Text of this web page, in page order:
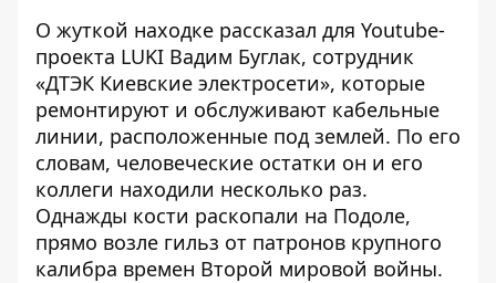
О жуткой находке рассказал для Youtube-
проекта LUKI Вадим Буглак, сотрудник
«ДТЭК Киевские электросети», которые
ремонтируют и обслуживают кабельные
линии, расположенные под землей. По его
словам, человеческие остатки он и его
коллеги находили несколько раз.
Однажды кости раскопали на Подоле,
прямо возле гильз от патронов крупного
калибра времен Второй мировой войны.